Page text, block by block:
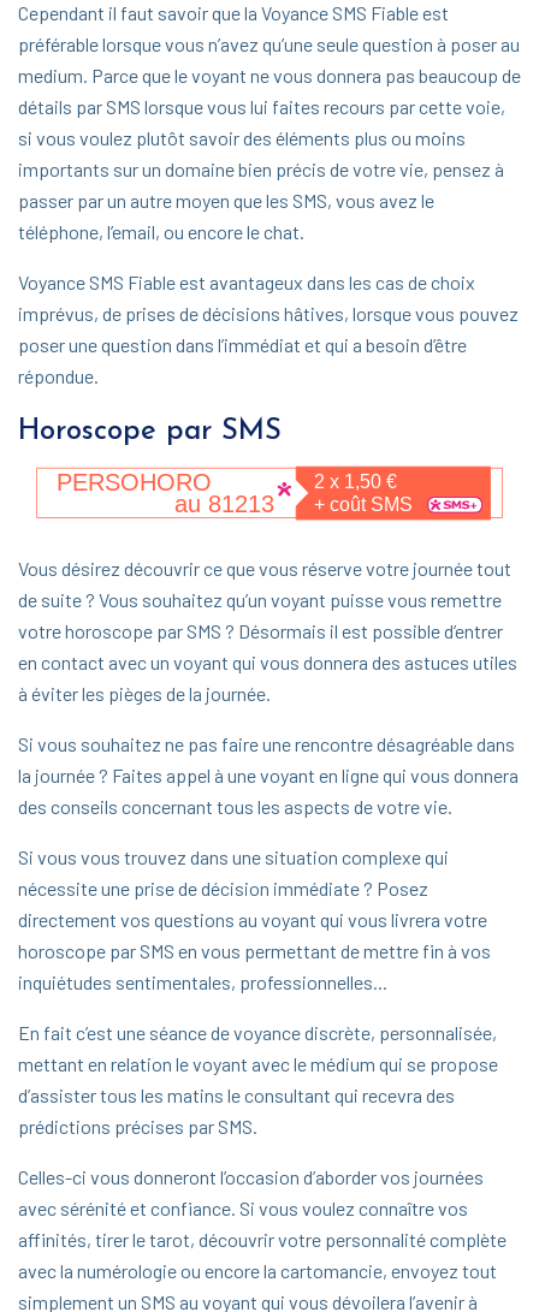
Cependant il faut savoir que la Voyance SMS Fiable est
préférable lorsque vous n’avez qu’une seule question à poser au
medium. Parce que le voyant ne vous donnera pas beaucoup de
détails par SMS lorsque vous lui faites recours par cette voie,
si vous voulez plutôt savoir des éléments plus ou moins
importants sur un domaine bien précis de votre vie, pensez à
passer par un autre moyen que les SMS, vous avez le
téléphone, l’email, ou encore le chat.
Voyance SMS Fiable est avantageux dans les cas de choix
imprévus, de prises de décisions hâtives, lorsque vous pouvez
poser une question dans l’immédiat et qui a besoin d’être
répondue.
Horoscope par SMS
Vous désirez découvrir ce que vous réserve votre journée tout
de suite ? Vous souhaitez qu’un voyant puisse vous remettre
votre horoscope par SMS ? Désormais il est possible d’entrer
en contact avec un voyant qui vous donnera des astuces utiles
à éviter les pièges de la journée.
Si vous souhaitez ne pas faire une rencontre désagréable dans
la journée ? Faites appel à une voyant en ligne qui vous donnera
des conseils concernant tous les aspects de votre vie.
Si vous vous trouvez dans une situation complexe qui
nécessite une prise de décision immédiate ? Posez
directement vos questions au voyant qui vous livrera votre
horoscope par SMS en vous permettant de mettre fin à vos
inquiétudes sentimentales, professionnelles...
En fait c’est une séance de voyance discrète, personnalisée,
mettant en relation le voyant avec le médium qui se propose
d’assister tous les matins le consultant qui recevra des
prédictions précises par SMS.
Celles-ci vous donneront l’occasion d’aborder vos journées
avec sérénité et confiance. Si vous voulez connaître vos
affinités, tirer le tarot, découvrir votre personnalité complète
avec la numérologie ou encore la cartomancie, envoyez tout
simplement un SMS au voyant qui vous dévoilera l’avenir à